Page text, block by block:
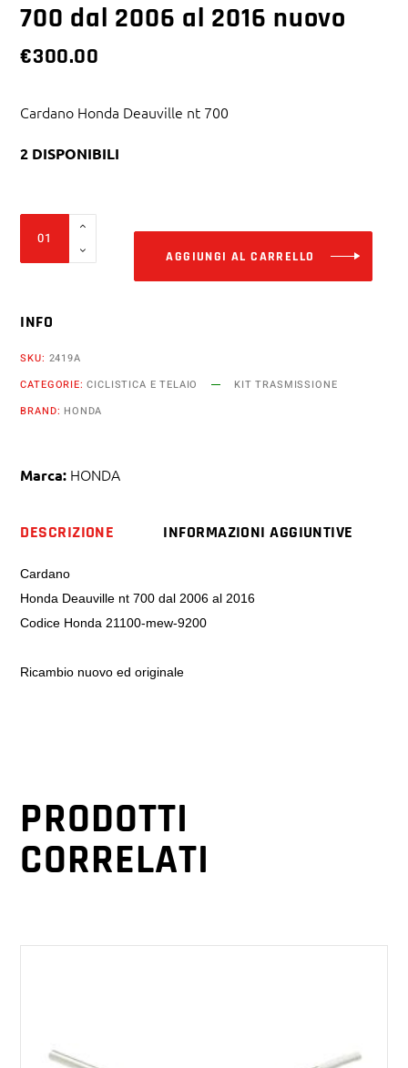
700 dal 2006 al 2016 nuovo
€300.00
Cardano Honda Deauville nt 700
2 DISPONIBILI
Honda
700
2016
quantity
AGGIUNGI AL CARRELLO
INFO
SKU: 2419A
CATEGORIE:CICLISTICA E TELAIO
KIT TRASMISSIONE
BRAND: HONDA
Marca: HONDA
DESCRIZIONE INFORMAZIONI AGGIUNTIVE
Cardano
Honda Deauville nt 700 dal 2006 al 2016
Codice Honda 21100-mew-9200
Ricambio nuovo ed originale
PRODOTTI
CORRELATI